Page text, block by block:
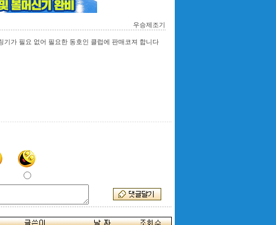
우승제조기
가 필요 없어 필요한 동호인 클럽에 판매코져 합니다